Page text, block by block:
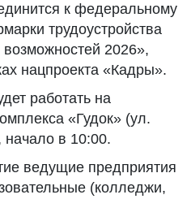
к федеральному
трудоустройства
2026»,
нацпроекта «Кадры».
работать на
«Гудок» (ул.
начало в 10:00.
ведущие предприятия
(колледжи,